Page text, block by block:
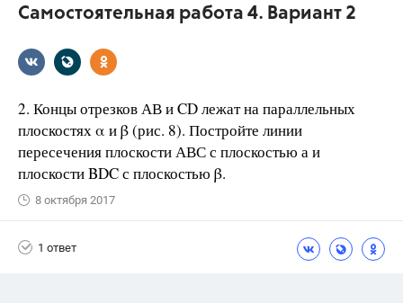
Самостоятельная работа 4. Вариант 2
2. Концы отрезков АВ и CD лежат на параллельных
плоскостях α и β (рис. 8). Постройте линии
пересечения плоскости АВС с плоскостью а и
плоскости BDC с плоскостью β.
8 октября 2017
1 ответ